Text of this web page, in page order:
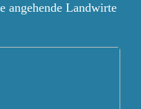
angehende Landwirte